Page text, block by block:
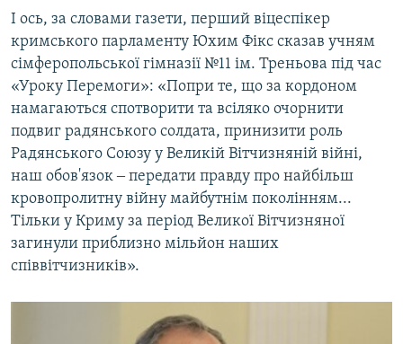
І ось, за словами газети, перший віцеспікер
кримського парламенту Юхим Фікс сказав учням
сімферопольської гімназії №11 ім. Треньова під час
«Уроку Перемоги»: «Попри те, що за кордоном
намагаються спотворити та всіляко очорнити
подвиг радянського солдата, принизити роль
Радянського Союзу у Великій Вітчизняній війні,
наш обов'язок ‒ передати правду про найбільш
кровопролитну війну майбутнім поколінням...
Тільки у Криму за період Великої Вітчизняної
загинули приблизно мільйон наших
співвітчизників».